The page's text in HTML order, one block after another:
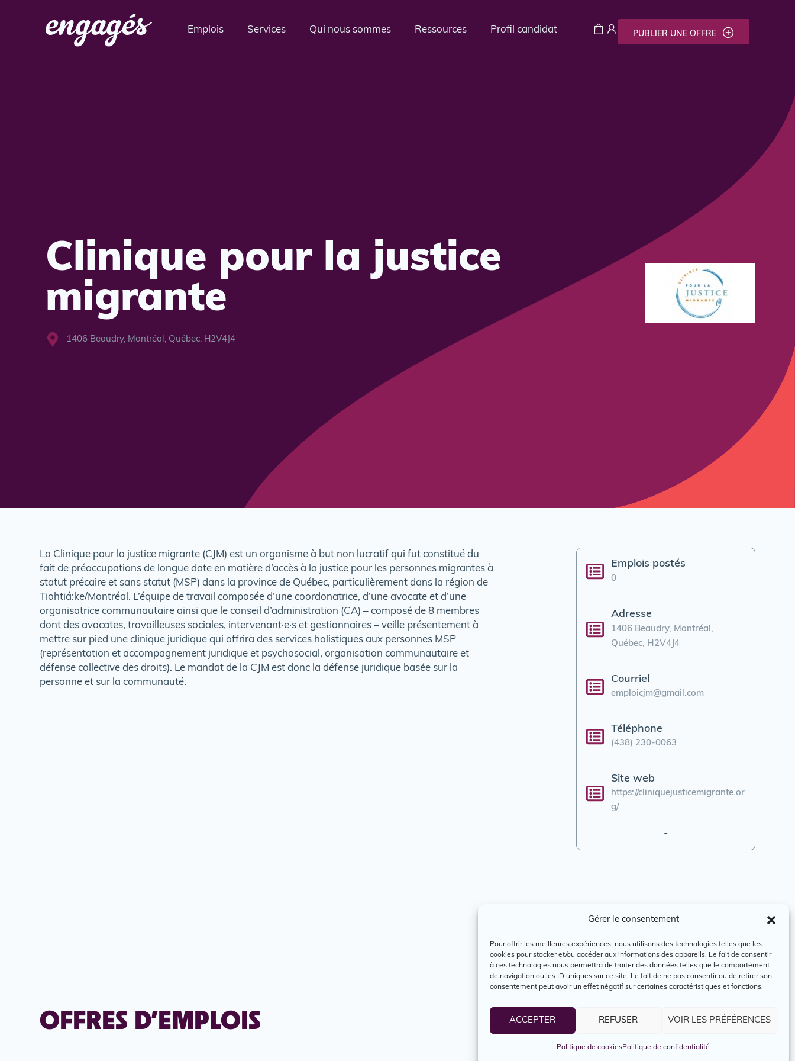
Gérer le consentement
Pour offrir les meilleures expériences, nous utilisons des technologies telles que les
cookies pour stocker et/ou accéder aux informations des appareils. Le fait de consentir
à ces technologies nous permettra de traiter des données telles que le comportement
de navigation ou les ID uniques sur ce site. Le fait de ne pas consentir ou de retirer son
consentement peut avoir un effet négatif sur certaines caractéristiques et fonctions.
ACCEPTER REFUSER VOIR LES PRÉFÉRENCES
Politique de cookiesPolitique de confidentialité
Emplois Services Qui nous sommes Ressources Profil candidat PUBLIER UNE OFFRE
Clinique pour la justice
migrante
1406 Beaudry, Montréal, Québec, H2V4J4
La Clinique pour la justice migrante (CJM) est un organisme à but non lucratif qui fut constitué du
fait de préoccupations de longue date en matière d’accès à la justice pour les personnes migrantes à
statut précaire et sans statut (MSP) dans la province de Québec, particulièrement dans la région de
Tiohtiá:ke/Montréal. L’équipe de travail composée d’une coordonatrice, d’une avocate et d’une
organisatrice communautaire ainsi que le conseil d’administration (CA) – composé de 8 membres
dont des avocates, travailleuses sociales, intervenant·e·s et gestionnaires – veille présentement à
mettre sur pied une clinique juridique qui offrira des services holistiques aux personnes MSP
(représentation et accompagnement juridique et psychosocial, organisation communautaire et
défense collective des droits). Le mandat de la CJM est donc la défense juridique basée sur la
personne et sur la communauté.
OFFRES D’EMPLOIS
Emplois postés
0
Adresse
1406 Beaudry, Montréal,
Québec, H2V4J4
Courriel
emploicjm@gmail.com
Téléphone
(438) 230-0063
Site web
https://cliniquejusticemigrante.or
g/
-